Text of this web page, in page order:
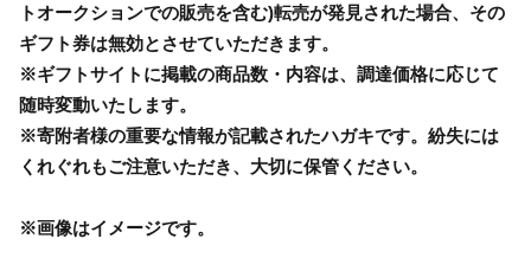
トオークションでの販売を含む)転売が発見された場合、その
ギフト券は無効とさせていただきます。
※ギフトサイトに掲載の商品数・内容は、調達価格に応じて
随時変動いたします。
※寄附者様の重要な情報が記載されたハガキです。紛失には
くれぐれもご注意いただき、大切に保管ください。
※画像はイメージです。